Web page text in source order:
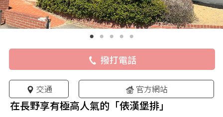
撥打電話
交通 官方網站
在長野享有極高人氣的「俵漢堡排」